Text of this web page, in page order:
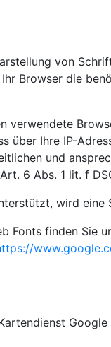
von
Browser die
verwendete
über Ihre IP-
und
6 Abs. 1 lit. f
wird
Fonts finden Sie